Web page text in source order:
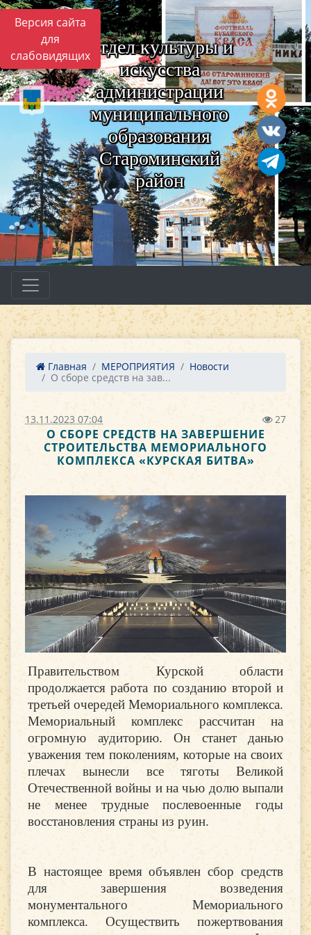
Версия сайта
для
слабовидящих Отдел культуры и
искусства
администрации
муниципального
образования
Староминский
район
Главная МЕРОПРИЯТИЯ
Новости
О сборе средств на зав...
13.11.2023 07:04 27
О СБОРЕ СРЕДСТВ НА ЗАВЕРШЕНИЕ
СТРОИТЕЛЬСТВА МЕМОРИАЛЬНОГО
КОМПЛЕКСА «КУРСКАЯ БИТВА»
Правительством Курской области
продолжается работа по созданию второй и
третьей очередей Мемориального комплекса.
Мемориальный комплекс рассчитан на
огромную аудиторию. Он станет данью
уважения тем поколениям, которые на своих
плечах вынесли все тяготы Великой
Отечественной войны и на чью долю выпали
не менее трудные послевоенные годы
восстановления страны из руин.
В настоящее время объявлен сбор средств
для завершения возведения
монументального Мемориального
комплекса. Осуществить пожертвования